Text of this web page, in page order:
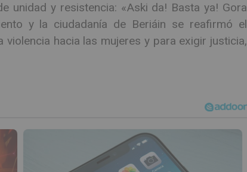
unidad y resistencia: «Aski da! Basta ya! Gora
y la ciudadanía de Beriáin se reafirmó el
hacia las mujeres y para exigir justicia,